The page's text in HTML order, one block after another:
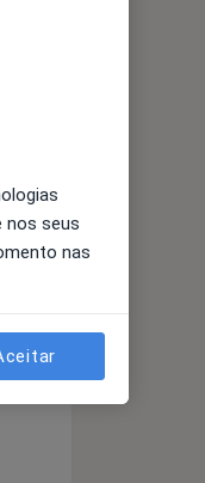
nos seus
nas